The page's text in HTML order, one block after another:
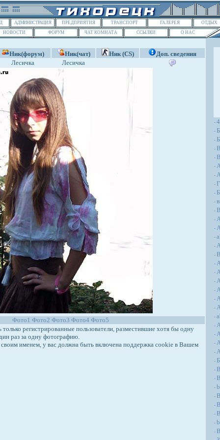
АДМИНИСТРАЦИЯ ПРЕДПРИЯТИЯ ТРАНСПОРТ ГАЛЕРЕЯ
ОТДЫХ
НОВОСТИ
ФОРУМ ЧАТ КОМНАТА ССЫЛКИ О НАС
Ник(форум) Ник(чат) Ник (CS)
Доп. сведения
Лесичка
Лесичка
Фото1 Фото2 Фото3 Фото4 Фото5
регистрированные пользователи, разместившие хотя бы одну
раз за одну фотографию.
именем, у вас должна быть включена поддержка cookie в Вашем
-
-
-
-
-
-
-
-
-
-
-
-
-
-
-
-
-
-
-
-
-
-
-
-
-
-
-
-
-
-
-
-
-
-
-
-